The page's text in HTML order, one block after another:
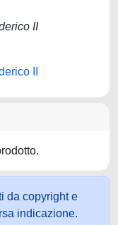
II
II
da copyright e
indicazione.